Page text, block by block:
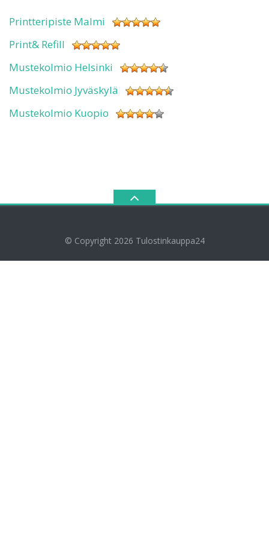
Printteripiste Malmi
Print& Refill
Mustekolmio Helsinki
Mustekolmio Jyväskylä
Mustekolmio Kuopio
© Copyright 2026 Tulostinkauppa24